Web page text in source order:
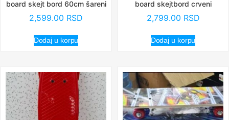
board skejt bord 60cm šareni
2,599.00 RSD
Dodaj u korpu
board skejtbord crveni
2,799.00 RSD
Dodaj u korpu